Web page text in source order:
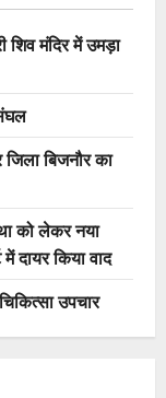
शिव मंदिर में उमड़ा
बिजनौर का
को लेकर नया
में दायर किया वाद
उपचार